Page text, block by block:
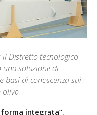
Distretto tecnologico
una soluzione di
basi di conoscenza sui
olivo
integrata”,